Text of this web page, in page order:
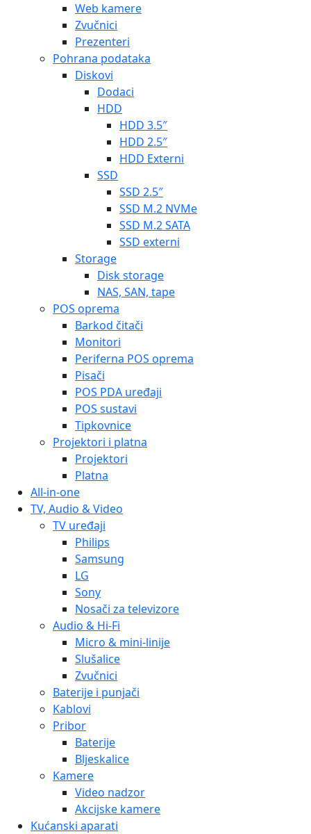
Web kamere
Zvučnici
Prezenteri
Pohrana podataka
Diskovi
Dodaci
HDD
HDD 3.5″
HDD 2.5″
HDD Externi
SSD
SSD 2.5″
SSD M.2 NVMe
SSD M.2 SATA
SSD externi
Storage
Disk storage
NAS, SAN, tape
POS oprema
Barkod čitači
Monitori
Periferna POS oprema
Pisači
POS PDA uređaji
POS sustavi
Tipkovnice
Projektori i platna
Projektori
Platna
All-in-one
TV, Audio & Video
TV uređaji
Philips
Samsung
LG
Sony
Nosači za televizore
Audio & Hi-Fi
Micro & mini-linije
Slušalice
Zvučnici
Baterije i punjači
Kablovi
Pribor
Baterije
Bljeskalice
Kamere
Video nadzor
Akcijske kamere
Kućanski aparati